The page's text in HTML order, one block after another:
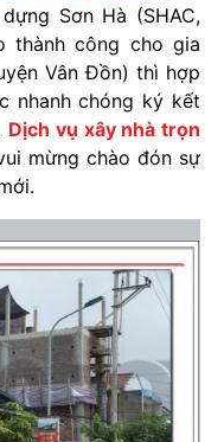
Sơn Hà (SHAC,
thành công cho gia
Vân Đồn) thì hợp
nhanh chóng ký kết
Dịch vụ xây nhà trọn
mừng chào đón sự